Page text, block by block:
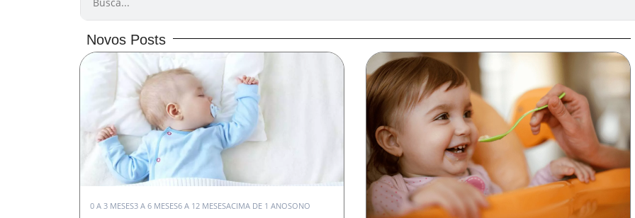
Novos Posts
0 A 3 MESES3 A 6 MESES6 A 12 MESESACIMA DE 1 ANOSONO